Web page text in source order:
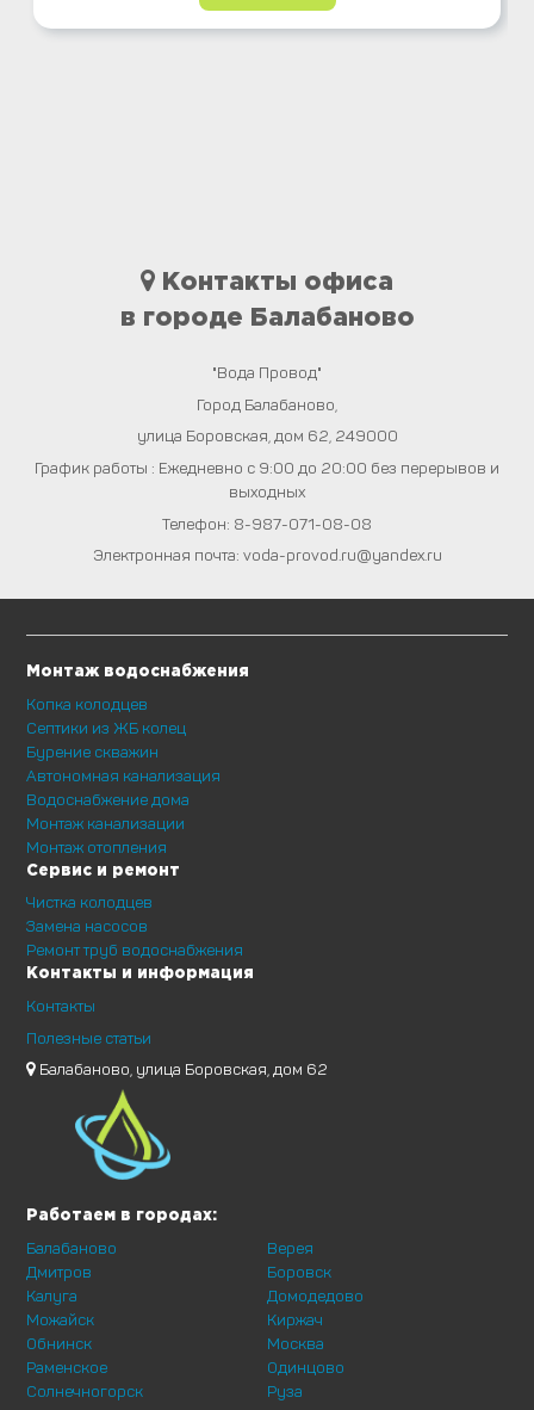
Контакты офиса
в городе Балабаново
"Вода Провод"
Город Балабаново
улица Боровская, дом 62, 249000
График работы : Ежедневно с 9:00 до 20:00 без перерывов и
выходных
Телефон: 8-987-071-08-08
Электронная почта: voda-provod.ru@yandex.ru
Монтаж водоснабжения
Копка колодцев
Септики из ЖБ колец
Бурение скважин
Автономная канализация
Водоснабжение дома
Монтаж канализации
Монтаж отопления
Сервис и ремонт
Чистка колодцев
Замена насосов
Ремонт труб водоснабжения
Контакты и информация
Контакты
Полезные статьи
Балабаново, улица Боровская, дом 62
Работаем в городах:
Балабаново
Дмитров
Калуга
Можайск
Обнинск
Раменское
Солнечногорск
Верея
Боровск
Домодедово
Киржач
Москва
Одинцово
Руза